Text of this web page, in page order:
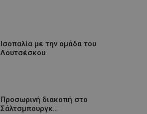
Iσοπαλία με την ομάδα του
Λουτσέσκου
Προσωρινή διακοπή στο
Σάλτσμπουργκ…